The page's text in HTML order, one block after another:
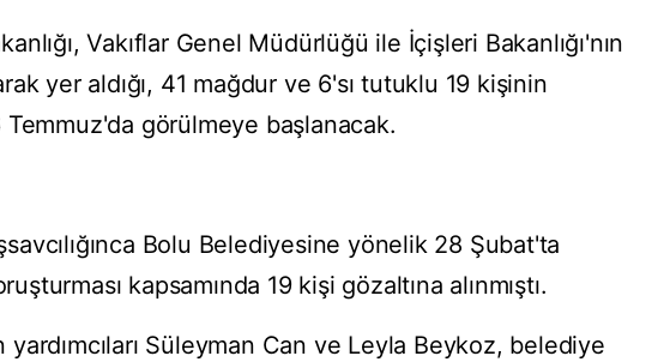
Vakıflar Genel Müdürlüğü ile İçişleri Bakanlığı'nın
yer aldığı, 41 mağdur ve 6'sı tutuklu 19 kişinin
Temmuz'da görülmeye başlanacak.
Bolu Belediyesine yönelik 28 Şubat'ta
kapsamında 19 kişi gözaltına alınmıştı.
Süleyman Can ve Leyla Beykoz, belediye